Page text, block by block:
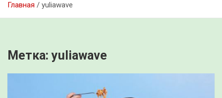
Главная yuliawave
Метка:yuliawave